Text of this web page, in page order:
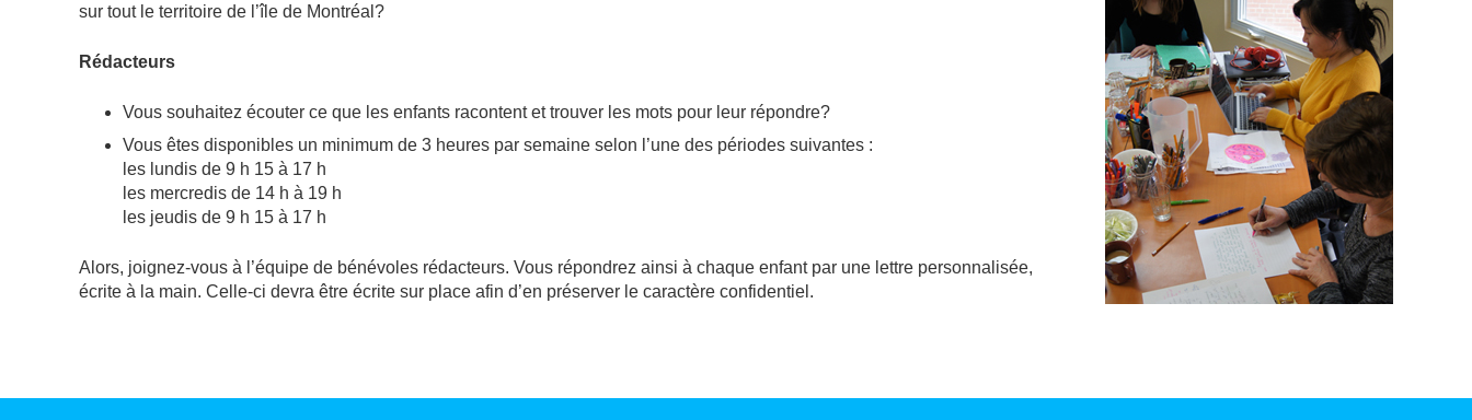
sur tout le territoire de l’île de Montréal?
Rédacteurs
Vous souhaitez écouter ce que les enfants racontent et trouver les mots pour leur répondre?
Vous êtes disponibles un minimum de 3 heures par semaine selon l’une des périodes suivantes :
les lundis de 9 h 15 à 17 h
les mercredis de 14 h à 19 h
les jeudis de 9 h 15 à 17 h
Alors, joignez-vous à l’équipe de bénévoles rédacteurs. Vous répondrez ainsi à chaque enfant par une lettre personnalisée,
écrite à la main. Celle-ci devra être écrite sur place afin d’en préserver le caractère confidentiel.